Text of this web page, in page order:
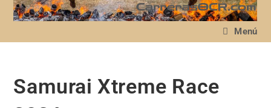
Menú
Samurai Xtreme Race